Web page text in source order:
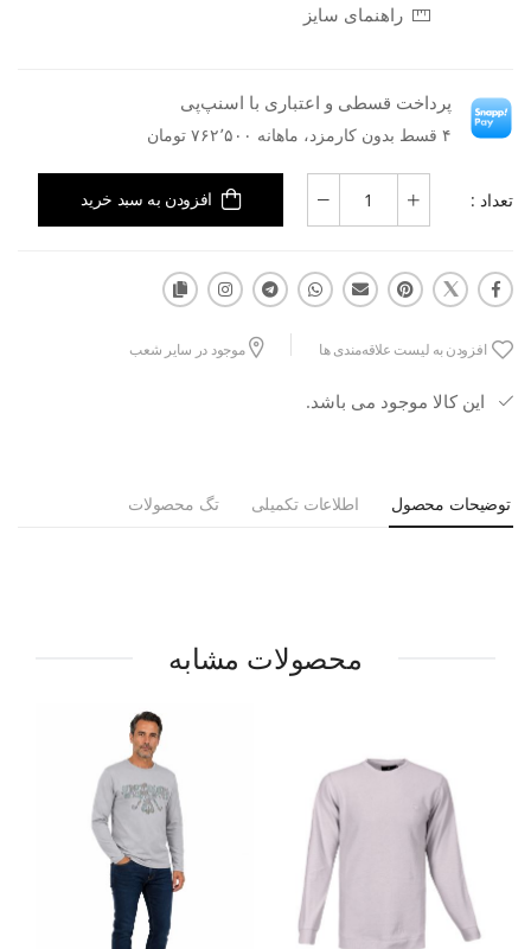
راهنمای سایز
پرداخت قسطی و اعتباری با اسنپ‌پی
۴ قسط بدون کارمزد، ماهانه ۷۶۲٬۵۰۰ تومان
تعداد : افزودن به سبد خرید
افزودن به لیست علاقه‌مندی ها موجود در سایر شعب
این کالا موجود می باشد.
توضیحات محصول اطلاعات تکمیلی تگ محصولات
محصولات مشابه